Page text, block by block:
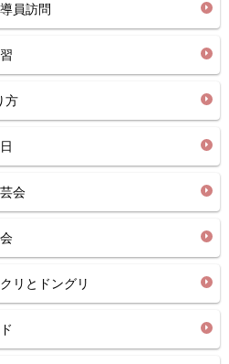
員訪問
方
会
リとドングリ